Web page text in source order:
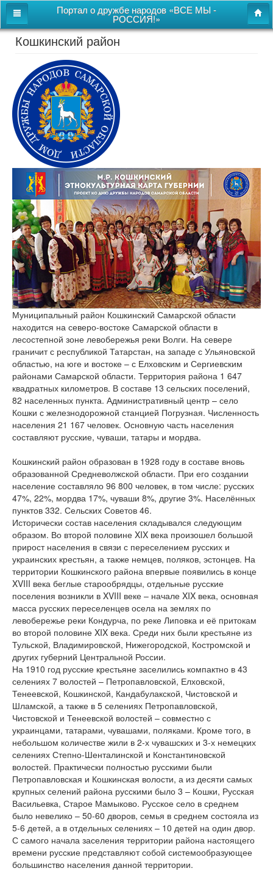
Портал о дружбе народов «ВСЕ МЫ -
РОССИЯ!»
Главная
Дом дружбы народов
Новости
СВОи
Этнокультурная карта
Казачий центр
Детям
Видео
Поиск
Карта сайта
Перейти к полной
версии сайта
Кошкинский район
Муниципальный район Кошкинский Самарской области
находится на северо-востоке Самарской области в
лесостепной зоне левобережья реки Волги. На севере
граничит с республикой Татарстан, на западе с Ульяновской
областью, на юге и востоке – с Елховским и Сергиевским
районами Самарской области. Территория района 1 647
квадратных километров. В составе 13 сельских поселений,
82 населенных пункта. Административный центр – село
Кошки с железнодорожной станцией Погрузная. Численность
населения 21 167 человек. Основную часть населения
составляют русские, чуваши, татары и мордва.
Кошкинский район образован в 1928 году в составе вновь
образованной Средневолжской области. При его создании
население составляло 96 800 человек, в том числе: русских
47%, 22%, мордва 17%, чуваши 8%, другие 3%. Населённых
пунктов 332. Сельских Советов 46.
Исторически состав населения складывался следующим
образом. Во второй половине XIX века произошел большой
прирост населения в связи с переселением русских и
украинских крестьян, а также немцев, поляков, эстонцев. На
территории Кошкинского района впервые появились в конце
XVIII века беглые старообрядцы, отдельные русские
поселения возникли в XVIII веке – начале XIX века, основная
масса русских переселенцев осела на землях по
левобережье реки Кондурча, по реке Липовка и её притокам
во второй половине XIX века. Среди них были крестьяне из
Тульской, Владимировской, Нижегородской, Костромской и
других губерний Центральной России.
На 1910 год русские крестьяне заселились компактно в 43
селениях 7 волостей – Петропавловской, Елховской,
Тенеевской, Кошкинской, Кандабулакской, Чистовской и
Шламской, а также в 5 селениях Петропавловской,
Чистовской и Тенеевской волостей – совместно с
украинцами, татарами, чувашами, поляками. Кроме того, в
небольшом количестве жили в 2-х чувашских и 3-х немецких
селениях Степно-Шенталинской и Константиновской
волостей. Практически полностью русскими были
Петропавловская и Кошкинская волости, а из десяти самых
крупных селений района русскими было 3 – Кошки, Русская
Васильевка, Старое Мамыково. Русское село в среднем
было невелико – 50-60 дворов, семья в среднем состояла из
5-6 детей, а в отдельных селениях – 10 детей на один двор.
С самого начала заселения территории района настоящего
времени русские представляют собой системообразующее
большинство населения данной территории.